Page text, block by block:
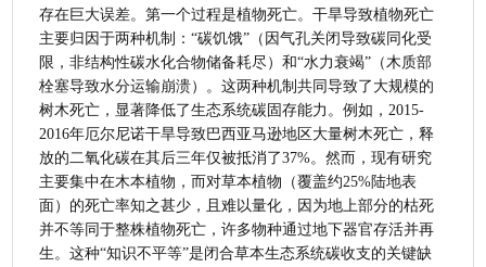
存在巨大误差。第一个过程是植物死亡。干旱导致植物死亡
主要归因于两种机制：“碳饥饿”（因气孔关闭导致碳同化受
限，非结构性碳水化合物储备耗尽）和“水力衰竭”（木质部
栓塞导致水分运输崩溃）。这两种机制共同导致了大规模的
树木死亡，显著降低了生态系统碳固存能力。例如，2015-
2016年厄尔尼诺干旱导致巴西亚马逊地区大量树木死亡，释
放的二氧化碳在其后三年仅被抵消了37%。然而，现有研究
主要集中在木本植物，而对草本植物（覆盖约25%陆地表
面）的死亡率知之甚少，且难以量化，因为地上部分的枯死
并不等同于整株植物死亡，许多物种通过地下器官存活并再
生。这种“知识不平等”是闭合草本生态系统碳收支的关键缺